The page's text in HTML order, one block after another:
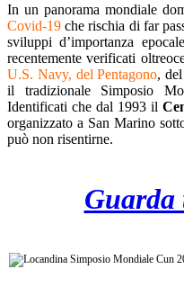
In un panorama mondiale
Covid-19 che rischia di far
sviluppi d’importanza
recentemente verificati
U.S. Navy, del Pentagono, del
il tradizionale Simposio
Identificati che dal 1993 il
organizzato a San Marino
può non risentirne.